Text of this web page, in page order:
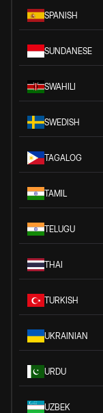
SPANISH
SUNDANESE
SWAHILI
SWEDISH
TAGALOG
TAMIL
TELUGU
THAI
TURKISH
UKRAINIAN
URDU
UZBEK